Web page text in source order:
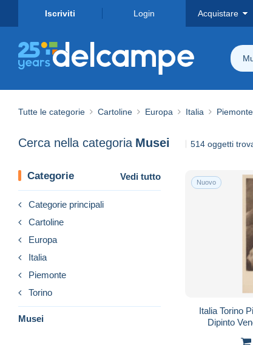
Iscriviti Login Acquistare
Tutte le categorie Cartoline Europa Italia Piemonte
Cerca nella categoria Musei 514 oggetti
Categorie Vedi tutto
Categorie principali
Cartoline
Europa
Italia
Piemonte
Torino
Musei
Nuovo
Italia Torino
Dipinto